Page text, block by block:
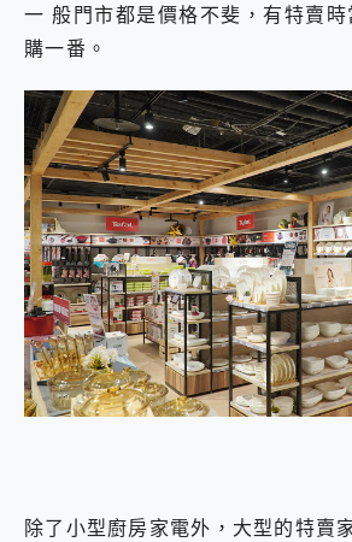
一 般門市都是價格不斐，有特賣
購一番。
除了小型廚房家電外，大型的特賣